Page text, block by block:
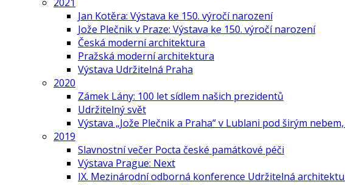
Jan Kotěra: Výstava ke 150. výročí narození
Jože Plečnik v Praze: Výstava ke 150. výročí narození
Česká moderní architektura
Pražská moderní architektura
Výstava Udržitelná Praha
2020
Zámek Lány: 100 let sídlem našich prezidentů
Udržitelný svět
Výstava „Jože Plečnik a Praha“ v Lublani pod širým
2019
Slavnostní večer Pocta české památkové péči
Výstava Prague: Next
IX. Mezinárodní odborná konference Udržitelná